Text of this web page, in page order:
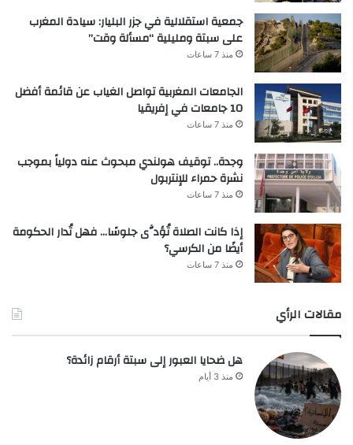
جمعية استقلالية في جزر البليار: سيادة المغرب
على سبتة ومليلية “مسألة وقت”
منذ 7 ساعات
الجامعات المغربية تواصل الغياب عن قائمة أفضل
10 جامعات في إفريقيا
منذ 7 ساعات
وجدة.. توقيف هولندي مبحوث عنه دولياً بموجب
نشرة حمراء للإنتربول
منذ 7 ساعات
إذا كانت الصلاة تُؤدَّى جلوسًا… فهل تُدار الحكومة
أيضًا من الكرسي؟
منذ 7 ساعات
مقالات الرأي
هل ضحايا العبور إلى سبتة أرقام زائدة؟
منذ 3 أيام